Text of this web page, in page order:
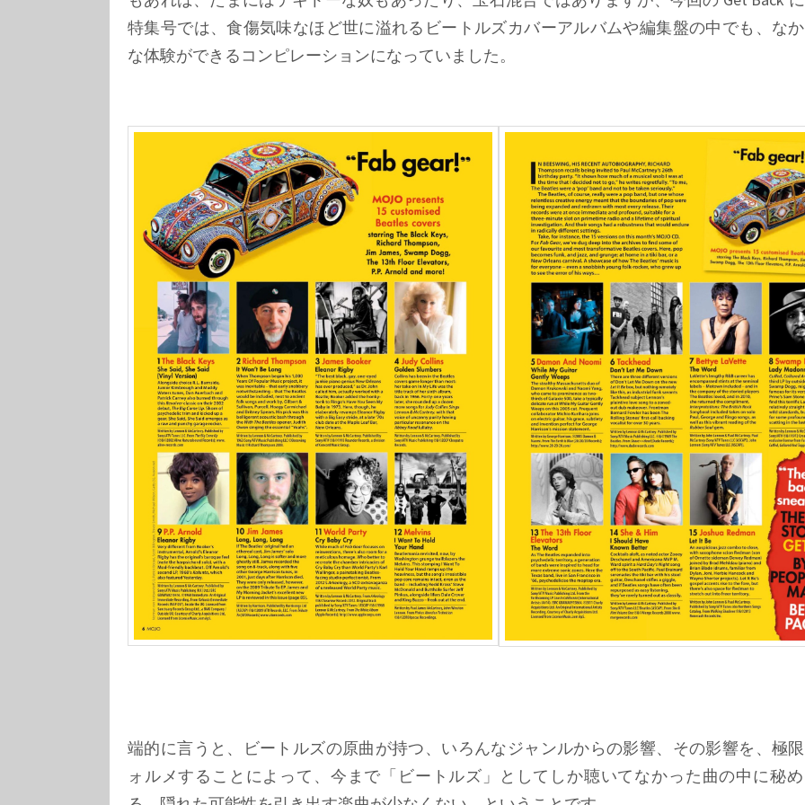
特集号では、食傷気味なほど世に溢れるビートルズカバーアルバムや編集盤の中でも、な
な体験ができるコンピレーションになっていました。
端的に言うと、ビートルズの原曲が持つ、いろんなジャンルからの影響、その影響を、極
ォルメすることによって、今まで「ビートルズ」としてしか聴いてなかった曲の中に秘